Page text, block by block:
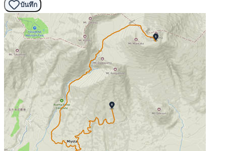
บันทึก